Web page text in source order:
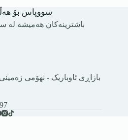
سووپاس بۆ
باشترینەکان هەمیشە لە
بازاڕی ئاوباریک - نهۆمی